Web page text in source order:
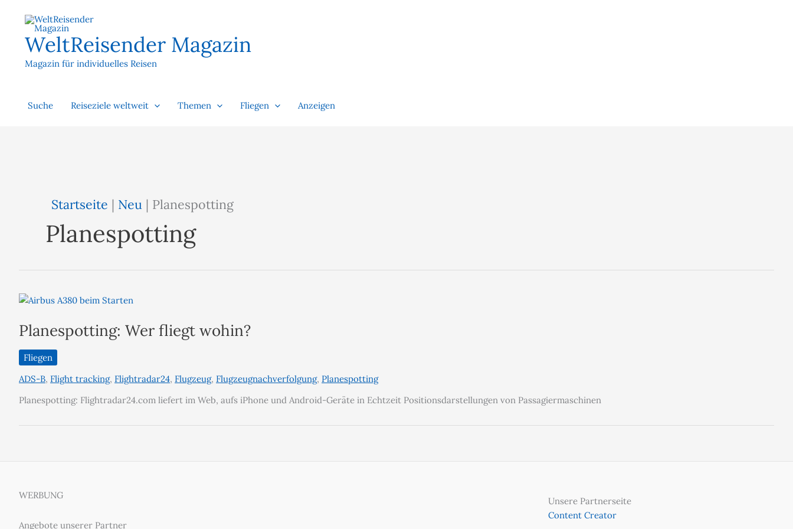
springenWeltReisender Magazin
Magazin für individuelles Reisen
Suche Reiseziele weltweit Themen Fliegen Anzeigen
Startseite | Neu | Planespotting
Planespotting
Planespotting: Wer fliegt wohin?
Fliegen
ADS-B, Flight tracking, Flightradar24, Flugzeug, Flugzeugnachverfolgung, Planespotting
Planespotting: Flightradar24.com liefert im Web, aufs iPhone und Android-Geräte in Echtzeit Positionsdarstellungen von Passagiermaschinen
WERBUNG
Angebote unserer Partner
Unsere Partnerseite
Content Creator